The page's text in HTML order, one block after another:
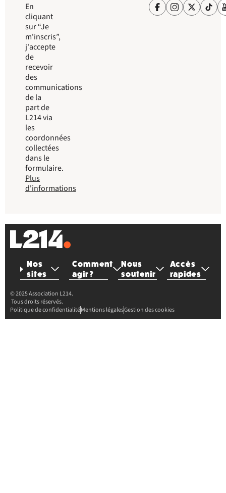
En
cliquant
sur “Je
m'inscris”,
j'accepte
de
recevoir
des
communications
de la
part de
L214 via
les
coordonnées
collectées
dans le
formulaire.
Plus
d'informations
Nos
sites
Comment
agir ?
Nous
soutenir
Accès
rapides
© 2025 Association L214.
Tous droits réservés.
Politique de confidentialitéMentions légalesGestion des cookies